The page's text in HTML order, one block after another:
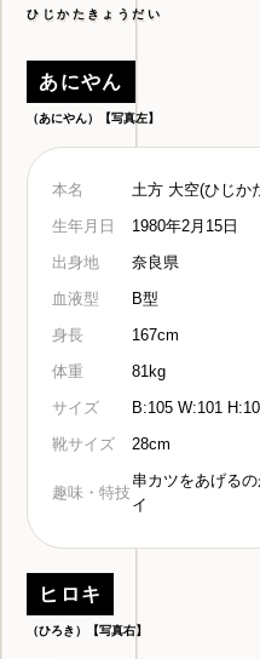
ひじかたきょうだい
あにやん
（あにやん）【写真左】
本名
土方 大空(ひじか
生年月日
1980年2月15日
出身地
奈良県
血液型
B型
身長
167cm
体重
81kg
サイズ
B:105 W:101
靴サイズ
28cm
趣味・特技
串カツをあげる
イ
ヒロキ
（ひろき）【写真右】